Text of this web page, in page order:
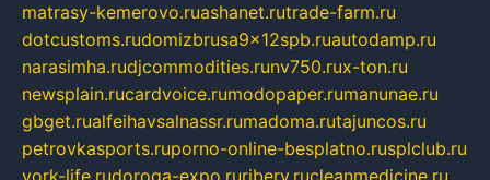
matrasy-kemerovo.ruashanet.rutrade-farm.ru
dotcustoms.rudomizbrusa9x12spb.ruautodamp.ru
narasimha.rudjcommodities.runv750.rux-ton.ru
newsplain.rucardvoice.rumodopaper.rumanunae.ru
gbget.rualfeihavsalnassr.rumadoma.rutajuncos.ru
petrovkasports.ruporno-online-besplatno.rusplclub.ru